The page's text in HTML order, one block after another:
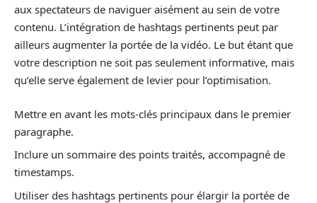
aux spectateurs de naviguer aisément au sein de votre
contenu. L’intégration de hashtags pertinents peut par
ailleurs augmenter la portée de la vidéo. Le but étant que
votre description ne soit pas seulement informative, mais
qu’elle serve également de levier pour l’optimisation.
Mettre en avant les mots-clés principaux dans le premier
paragraphe.
Inclure un sommaire des points traités, accompagné de
timestamps.
Utiliser des hashtags pertinents pour élargir la portée de